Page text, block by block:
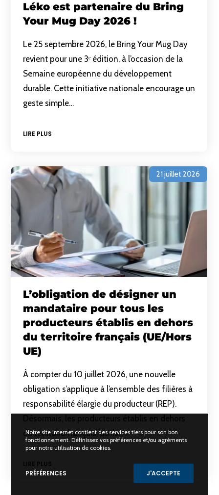
Léko est partenaire du Bring
Your Mug Day 2026 !
Le 25 septembre 2026, le Bring Your Mug Day
revient pour une 3ᵉ édition, à l’occasion de la
Semaine européenne du développement
durable. Cette initiative nationale encourage un
geste simple…
LIRE PLUS
L’obligation de désigner un
mandataire pour tous les
producteurs établis en dehors
du territoire français (UE/Hors
UE)
21 juillet 2026
À compter du 10 juillet 2026, une nouvelle
obligation s’applique à l’ensemble des filières à
responsabilité élargie du producteur (REP).
Désormais, les producteurs établis en dehors
du territoire français, qu’ils…
LIRE PLUS
Notre site internet contient des services tiers pour son bon
fonctionnement. Définissez vos préférences et/ou agréments
pour notre utilisation de cookies.
PRÉFÉRENCES J'ACCEPTE